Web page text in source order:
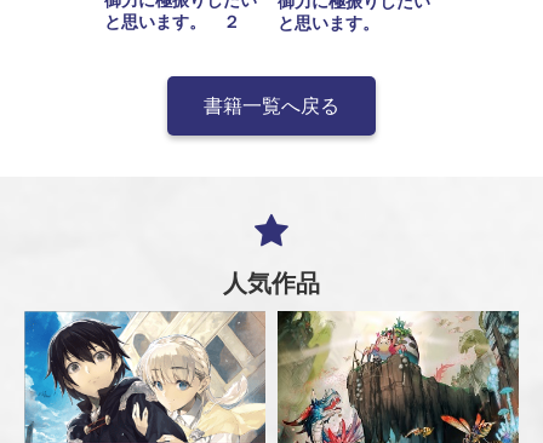
と思います。 ２
と思います。
書籍一覧へ戻る
人気作品